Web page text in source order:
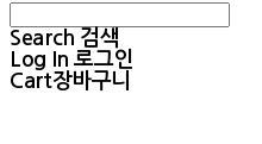
Search 검색
Log In 로그인
Cart장바구니